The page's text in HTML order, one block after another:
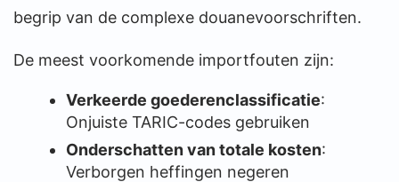
begrip van de complexe douanevoorschriften.
De meest voorkomende importfouten zijn:
Verkeerde goederenclassificatie:
Onjuiste TARIC-codes gebruiken
Onderschatten van totale kosten:
Verborgen heffingen negeren